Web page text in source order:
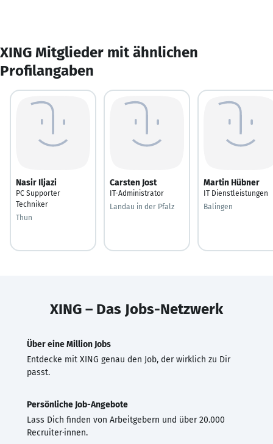
XING Mitglieder mit ähnlichen
Profilangaben
Nasir Iljazi
PC Supporter
Techniker
Thun
Carsten Jost
IT-Administrator
Landau in der Pfalz
Martin Hübner
IT Dienstleistungen
Balingen
XING – Das Jobs-Netzwerk
Über eine Million Jobs
Entdecke mit XING genau den Job, der wirklich zu Dir
passt.
Persönliche Job-Angebote
Lass Dich finden von Arbeitgebern und über 20.000
Recruiter·innen.